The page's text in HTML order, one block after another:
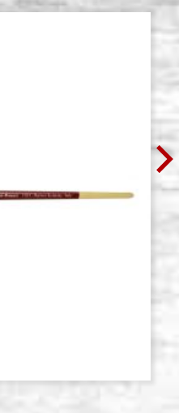
ACQUISTA
Giacenza: 16 - COD.
P0118